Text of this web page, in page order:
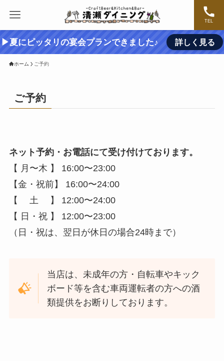
TEL
▶夏にピッタリの宴会プランできました♪ 詳しく見る
ホーム ご予約
ご予約
ネット予約・お電話にて受け付けております。
【 月〜木 】 16:00〜23:00
【金・祝前】 16:00〜24:00
【 土 】 12:00〜24:00
【 日・祝 】 12:00〜23:00
（日・祝は、翌日が休日の場合24時まで）
当店は、未成年の方・自転車やキック
ボード等を含む車両運転者の方への酒
類提供をお断りしております。